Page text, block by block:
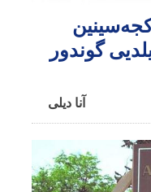
گوندور
آنا دیلی